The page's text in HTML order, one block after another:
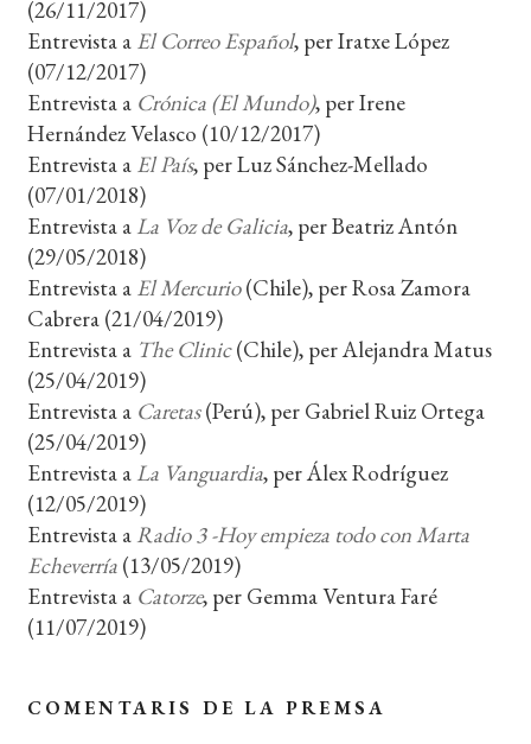
(26/11/2017)
Entrevista a El Correo Español, per Iratxe López
(07/12/2017)
Entrevista a Crónica (El Mundo), per Irene
Hernández Velasco (10/12/2017)
Entrevista a El País, per Luz Sánchez-Mellado
(07/01/2018)
Entrevista a La Voz de Galicia, per Beatriz Antón
(29/05/2018)
Entrevista a El Mercurio(Chile), per Rosa Zamora
Cabrera (21/04/2019)
Entrevista a The Clinic(Chile), per Alejandra Matus
(25/04/2019)
Entrevista a Caretas(Perú), per Gabriel Ruiz Ortega
(25/04/2019)
Entrevista a La Vanguardia, per Álex Rodríguez
(12/05/2019)
Entrevista a Radio 3 -Hoy empieza todo con Marta
Echeverría(13/05/2019)
Entrevista a Catorze, per Gemma Ventura Faré
(11/07/2019)
COMENTARIS DE LA PREMSA